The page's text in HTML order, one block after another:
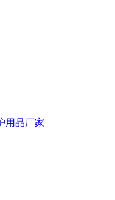
用品厂家